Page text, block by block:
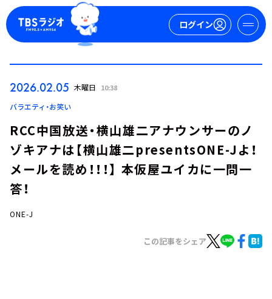
ログイン
ログイン
2026.02.05 木曜日 10:38
バラエティ・お笑い
RCC中国放送・横山雄二アナウンサーのノ
ゾキアナは【横山雄二presentsONE-Jよ！
メールを読め！！！】 本仮屋ユイカに一問一
答！
ONE-J
この記事をシェア